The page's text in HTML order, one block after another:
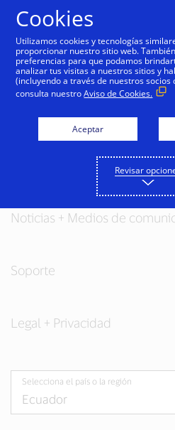
Nuestros valores
Noticias + Medios de
Soporte
Legal + Privacidad
Selecciona el país o la región
Cookies
Utilizamos cookies y tecnologías
proporcionar nuestro sitio web.
preferencias para que podamos
analizar tus visitas a nuestros sitios y
(incluyendo a través de nuestros
consulta nuestroAviso de Cookies.
Aceptar
Revisar